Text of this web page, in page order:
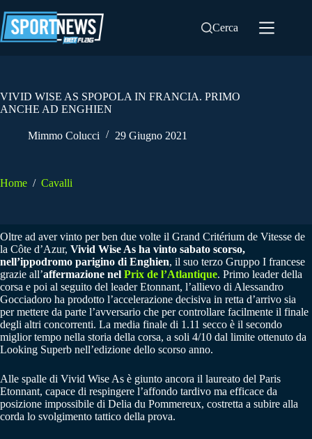
al
contenuto
Cerca
VIVID WISE AS SPOPOLA IN FRANCIA. PRIMO
ANCHE AD ENGHIEN
Mimmo Colucci 29 Giugno 2021
Home / Cavalli
Oltre ad aver vinto per ben due volte il Grand Critérium de Vitesse de
la Côte d’Azur, Vivid Wise As ha vinto sabato scorso,
nell’ippodromo parigino di Enghien, il suo terzo Gruppo I francese
grazie all’affermazione nel Prix de l’Atlantique. Primo leader della
corsa e poi al seguito del leader Etonnant, l’allievo di Alessandro
Gocciadoro ha prodotto l’accelerazione decisiva in retta d’arrivo sia
per mettere da parte l’avversario che per controllare facilmente il finale
degli altri concorrenti. La media finale di 1.11 secco è il secondo
miglior tempo nella storia della corsa, a soli 4/10 dal limite ottenuto da
Looking Superb nell’edizione dello scorso anno.
Alle spalle di Vivid Wise As è giunto ancora il laureato del Paris
Etonnant, capace di respingere l’affondo tardivo ma efficace da
posizione impossibile di Delia du Pommereux, costretta a subire alla
corda lo svolgimento tattico della prova.